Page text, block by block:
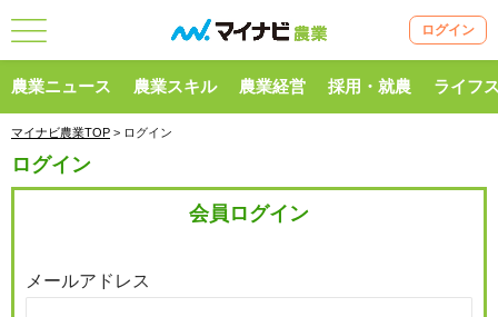
ログイン
農業ニュース 農業スキル 農業経営 採用・就農 ライフ
マイナビ農業TOP > ログイン
ログイン
会員ログイン
メールアドレス